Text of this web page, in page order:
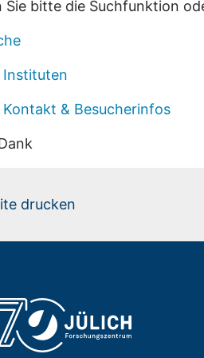
Sie bitte die Suchfunktion
Instituten
Kontakt & Besucherinfos
drucken